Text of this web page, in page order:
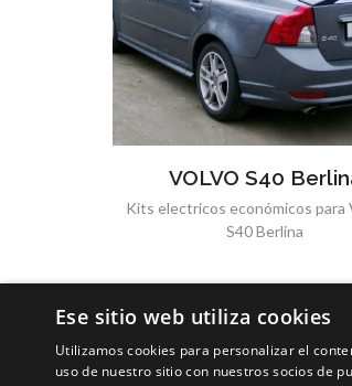
VOLVO S40
Kits electricos económicos para
S40 Berlina
Ese sitio web utiliza cookies
Utilizamos cookies para personalizar el
uso de nuestro sitio con nuestros socios de